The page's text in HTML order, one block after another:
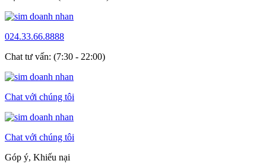
024.33.66.8888
Chat tư vấn: (7:30 - 22:00)
Chat với chúng tôi
Chat với chúng tôi
Góp ý, Khiếu nại